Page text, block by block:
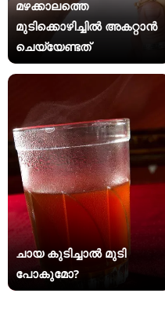
മഴക്കാലത്തെ
മുടിക്കൊഴിച്ചിൽ അകറ്റാൻ
ചെയ്യേണ്ടത്
ചായ കുടിച്ചാൽ മുടി
പോകുമോ?